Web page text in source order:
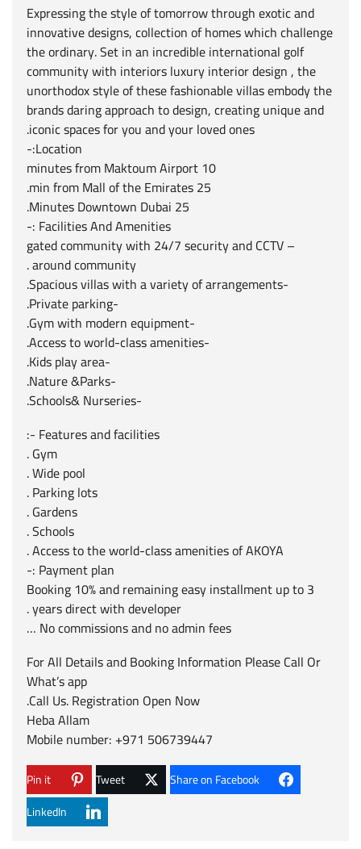
Expressing the style of tomorrow through exotic and
innovative designs, collection of homes which challenge
the ordinary. Set in an incredible international golf
community with interiors luxury interior design , the
unorthodox style of these fashionable villas embody the
brands daring approach to design, creating unique and
iconic spaces for you and your loved ones.
Location:-
10 minutes from Maktoum Airport
25 min from Mall of the Emirates.
25 Minutes Downtown Dubai.
Facilities And Amenities :-
– gated community with 24/7 security and CCTV
around community .
-Spacious villas with a variety of arrangements.
-Private parking.
-Gym with modern equipment.
-Access to world-class amenities.
-Kids play area.
-Nature &Parks.
-Schools& Nurseries.
Features and facilities -:
Gym .
Wide pool .
Parking lots .
Gardens .
Schools .
Access to the world-class amenities of AKOYA .
Payment plan :-
Booking 10% and remaining easy installment up to 3
years direct with developer .
No commissions and no admin fees …
For All Details and Booking Information Please Call Or
What’s app
Call Us. Registration Open Now.
Heba Allam
Mobile number: +971 506739447
Share on Facebook
Tweet
Pin it
LinkedIn